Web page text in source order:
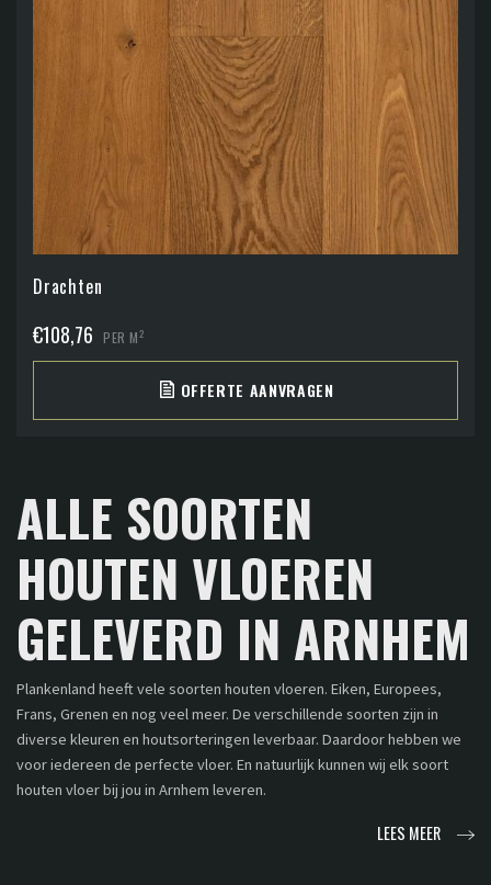
Drachten
€108,76 PER M2
OFFERTE AANVRAGEN
ALLE SOORTEN
HOUTEN VLOEREN
GELEVERD IN ARNHEM
Plankenland heeft vele soorten houten vloeren. Eiken, Europees,
Frans, Grenen en nog veel meer. De verschillende soorten zijn in
diverse kleuren en houtsorteringen leverbaar. Daardoor hebben we
voor iedereen de perfecte vloer. En natuurlijk kunnen wij elk soort
houten vloer bij jou in Arnhem leveren.
LEES MEER